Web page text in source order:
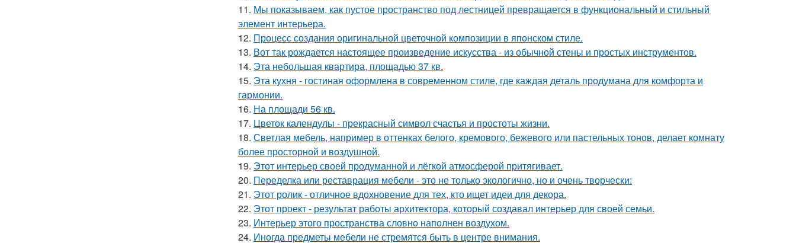
11. Мы показываем, как пустое пространство под лестницей превращается в функциональный и стильный
элемент интерьера.
12. Процесс создания оригинальной цветочной композиции в японском стиле.
13. Вот так рождается настоящее произведение искусства - из обычной стены и простых инструментов.
14. Эта небольшая квартира, площадью 37 кв.
15. Эта кухня - гостиная оформлена в современном стиле, где каждая деталь продумана для комфорта и
гармонии.
16. На площади 56 кв.
17. Цветок календулы - прекрасный символ счастья и простоты жизни.
18. Светлая мебель, например в оттенках белого, кремового, бежевого или пастельных тонов, делает комнату
более просторной и воздушной.
19. Этот интерьер своей продуманной и лёгкой атмосферой притягивает.
20. Переделка или реставрация мебели - это не только экологично, но и очень творчески:
21. Этот ролик - отличное вдохновение для тех, кто ищет идеи для декора.
22. Этот проект - результат работы архитектора, который создавал интерьер для своей семьи.
23. Интерьер этого пространства словно наполнен воздухом.
24. Иногда предметы мебели не стремятся быть в центре внимания.